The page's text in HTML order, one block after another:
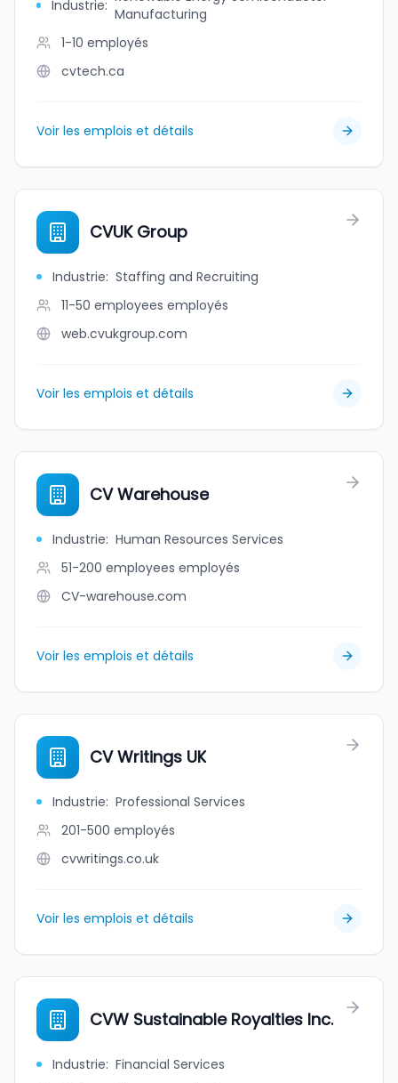
Industrie: Manufacturing
1-10 employés
cvtech.ca
Voir les emplois et détails
CVUK Group
Industrie: Staffing and Recruiting
11-50 employees employés
web.cvukgroup.com
Voir les emplois et détails
CV Warehouse
Industrie: Human Resources Services
51-200 employees employés
CV-warehouse.com
Voir les emplois et détails
CV Writings UK
Industrie: Professional Services
201-500 employés
cvwritings.co.uk
Voir les emplois et détails
CVW Sustainable Royalties Inc.
Industrie: Financial Services